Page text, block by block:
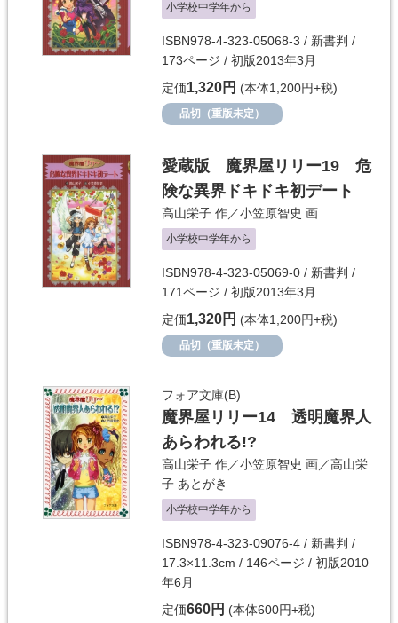
小学校中学年から
ISBN978-4-323-05068-3 / 新書判 /
173ページ / 初版2013年3月
定価1,320円 (本体1,200円+税)
品切（重版未定）
愛蔵版 魔界屋リリー19 危
険な異界ドキドキ初デート
高山栄子 作／小笠原智史 画
小学校中学年から
ISBN978-4-323-05069-0 / 新書判 /
171ページ / 初版2013年3月
定価1,320円 (本体1,200円+税)
品切（重版未定）
フォア文庫(B)
魔界屋リリー14 透明魔界人
あらわれる!?
高山栄子 作／小笠原智史 画／高山栄
子 あとがき
小学校中学年から
ISBN978-4-323-09076-4 / 新書判 /
17.3×11.3cm / 146ページ / 初版2010
年6月
定価660円 (本体600円+税)